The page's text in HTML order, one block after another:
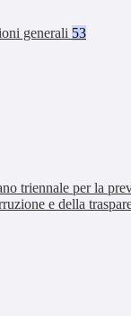
generali 53
triennale per la
e della